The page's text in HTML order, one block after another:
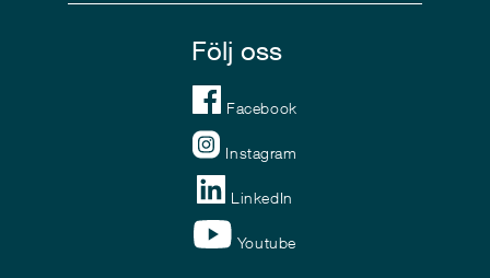
Följ oss
Facebook
Instagram
LinkedIn
Youtube